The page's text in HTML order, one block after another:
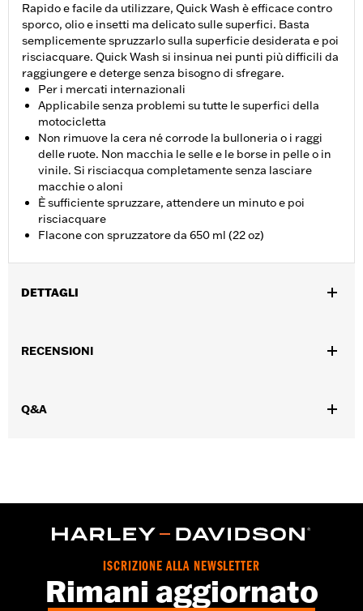
Rapido e facile da utilizzare, Quick Wash è efficace contro
sporco, olio e insetti ma delicato sulle superfici. Basta
semplicemente spruzzarlo sulla superficie desiderata e poi
risciacquare. Quick Wash si insinua nei punti più difficili da
raggiungere e deterge senza bisogno di sfregare.
Per i mercati internazionali
Applicabile senza problemi su tutte le superfici della
motocicletta
Non rimuove la cera né corrode la bulloneria o i raggi
delle ruote. Non macchia le selle e le borse in pelle o in
vinile. Si risciacqua completamente senza lasciare
macchie o aloni
È sufficiente spruzzare, attendere un minuto e poi
risciacquare
Flacone con spruzzatore da 650 ml (22 oz)
DETTAGLI
Istruzioni di installazione
RECENSIONI
Q&A
ISCRIZIONE ALLA NEWSLETTER
Rimani aggiornato